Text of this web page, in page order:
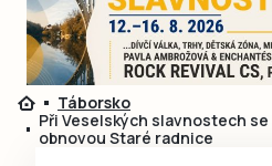
Přihlásit se
Ještě nemám účet,
Táborsko
Při Veselských slavnostech
obnovou Staré radnice